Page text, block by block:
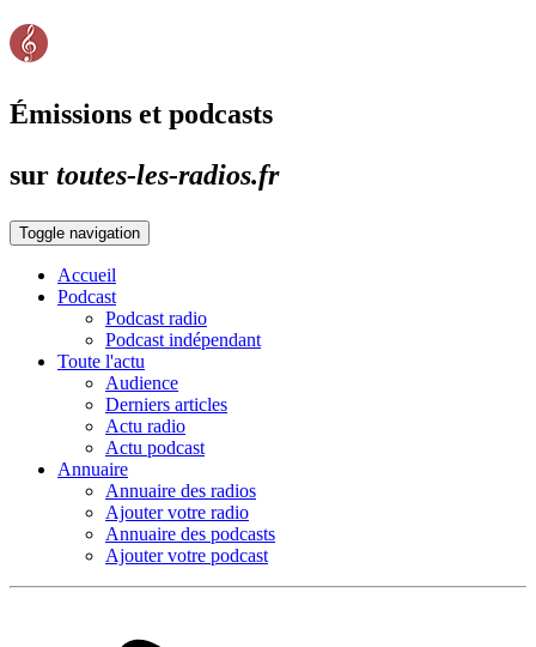
Émissions et podcasts
sur toutes-les-radios.fr
Toggle navigation
Accueil
Podcast
Podcast radio
Podcast indépendant
Toute l'actu
Audience
Derniers articles
Actu radio
Actu podcast
Annuaire
Annuaire des radios
Ajouter votre radio
Annuaire des podcasts
Ajouter votre podcast